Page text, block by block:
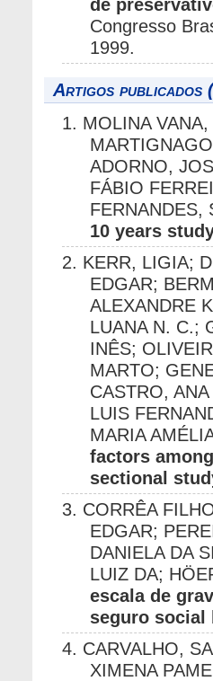
de
Congresso
1999.
Artigos publicados
1. MOLINA
ADORNO,
FÁBIO
10 years
2. KERR, LIGIA;
EDGAR;
ALEXANDRE
LUANA N. C.;
INÊS;
MARTO;
CASTRO,
LUIS
MARIA
factors
sectional
3. CORRÊA
EDGAR;
DANIELA DA
LUIZ DA;
escala de
seguro social
4. CARVALHO,
XIMENA